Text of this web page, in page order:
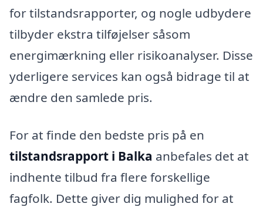
for tilstandsrapporter, og nogle udbydere
tilbyder ekstra tilføjelser såsom
energimærkning eller risikoanalyser. Disse
yderligere services kan også bidrage til at
ændre den samlede pris.
For at finde den bedste pris på en
tilstandsrapport i Balka anbefales det at
indhente tilbud fra flere forskellige
fagfolk. Dette giver dig mulighed for at